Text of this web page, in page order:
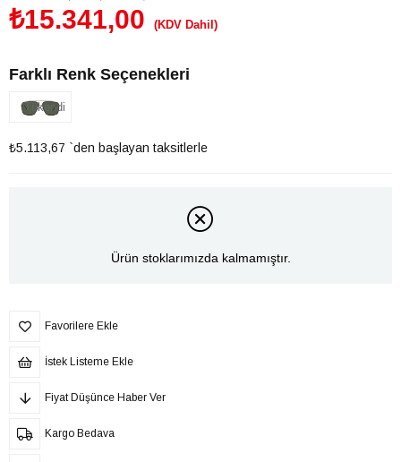
₺15.341,00 (KDV Dahil)
Farklı Renk Seçenekleri
Tükendi
₺5.113,67 `den başlayan taksitlerle
Ürün stoklarımızda kalmamıştır.
Favorilere Ekle
İstek Listeme Ekle
Fiyat Düşünce Haber Ver
Kargo Bedava